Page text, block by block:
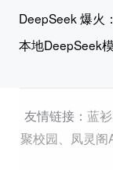
DeepSeek 爆火
本地DeepSeek
友情链接： 蓝
聚校园
凤灵阁